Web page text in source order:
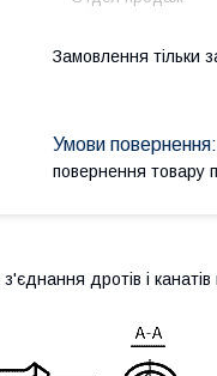
Замовлення тільки
повернення товару
дротів і канатів